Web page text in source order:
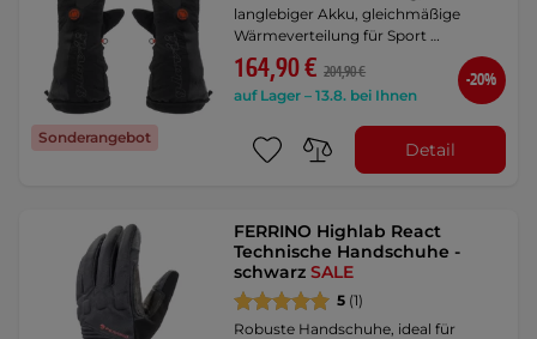
Sonderangebot
langlebiger Akku, gleichmäßige
Wärmeverteilung für Sport …
164,90 € 204,90 €
auf Lager – 13.8. bei Ihnen
-20%
Detail
FERRINO Highlab React
Technische Handschuhe -
schwarzSALE
5 (1)
Robuste Handschuhe, ideal für